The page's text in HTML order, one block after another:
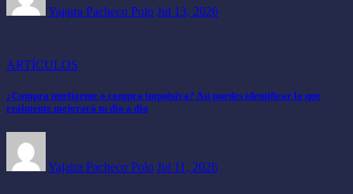
Yajaira Pacheco Polo Jul 13, 2026
ARTÍCULOS
¿Compra inteligente o compra impulsiva? Así puedes identificar lo que
realmente mejorará tu día a día
Yajaira Pacheco Polo Jul 11, 2026